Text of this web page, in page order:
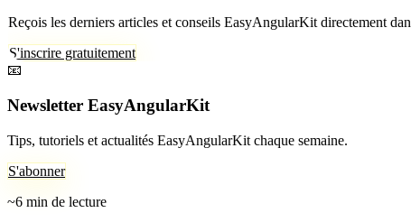
Reçois les derniers articles et conseils EasyAngularKit directement
S'inscrire gratuitement
📧
Newsletter EasyAngularKit
Tips, tutoriels et actualités EasyAngularKit chaque semaine.
S'abonner
~6 min de lecture